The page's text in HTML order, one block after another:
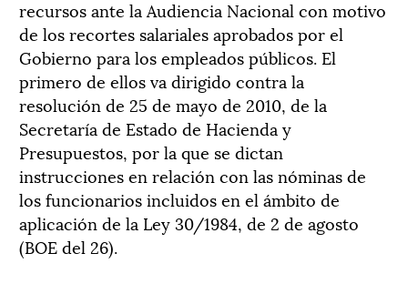
recursos ante la Audiencia Nacional con motivo
de los recortes salariales aprobados por el
Gobierno para los empleados públicos. El
primero de ellos va dirigido contra la
resolución de 25 de mayo de 2010, de la
Secretaría de Estado de Hacienda y
Presupuestos, por la que se dictan
instrucciones en relación con las nóminas de
los funcionarios incluidos en el ámbito de
aplicación de la Ley 30/1984, de 2 de agosto
(BOE del 26).